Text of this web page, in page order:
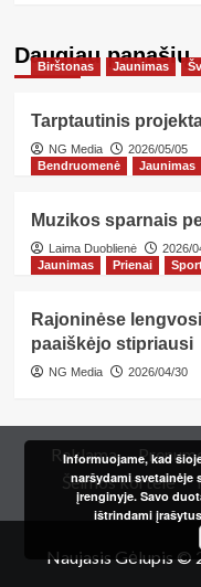
Daugiau
Birštonas Jaunimas
Tarptautinis
NG Media
2026/05/05
Bendruomenė
Jaunimas
Muzikos sparnais
Laima Duoblienė
2026/
Jaunimas
Prienai
Rajoninėse
paaiškėjo stipriausi
NG Media 2026/04/30
Reklama
Šeimos kortelė
Naujasis Gėlupis ©
Informuojame, kad
naršydami svetainėje
įrenginyje. Savo
ištrindami